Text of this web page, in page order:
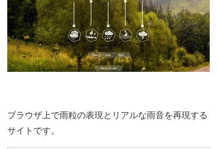
ブラウザ上で雨粒の表現とリアルな雨音を再現する
サイトです。